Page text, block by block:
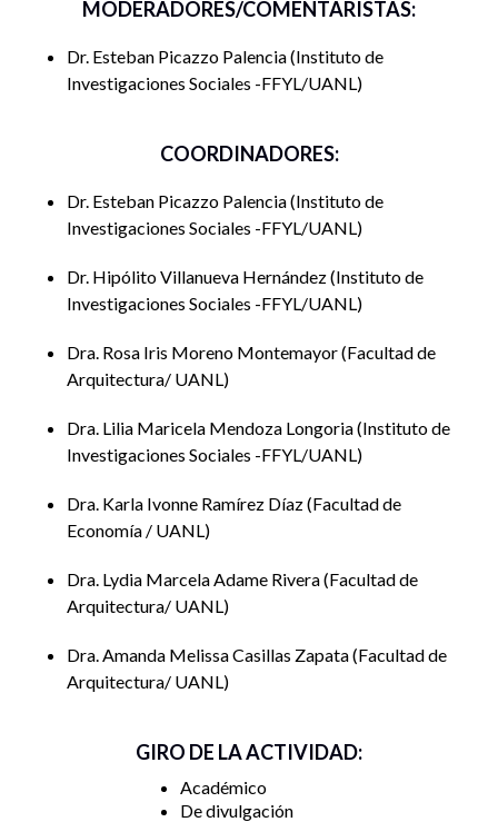
MODERADORES/COMENTARISTAS:
Dr. Esteban Picazzo Palencia Instituto de
Investigaciones Sociales -FFYL/UANL
COORDINADORES:
Dr. Esteban Picazzo Palencia Instituto de
Investigaciones Sociales -FFYL/UANL
Dr. Hipólito Villanueva Hernández Instituto de
Investigaciones Sociales -FFYL/UANL
Dra. Rosa Iris Moreno Montemayor Facultad de
Arquitectura/ UANL
Dra. Lilia Maricela Mendoza Longoria Instituto de
Investigaciones Sociales -FFYL/UANL
Dra. Karla Ivonne Ramírez Díaz Facultad de
Economía / UANL
Dra. Lydia Marcela Adame Rivera Facultad de
Arquitectura/ UANL
Dra. Amanda Melissa Casillas Zapata Facultad de
Arquitectura/ UANL
GIRO DE LA ACTIVIDAD:
Académico
De divulgación